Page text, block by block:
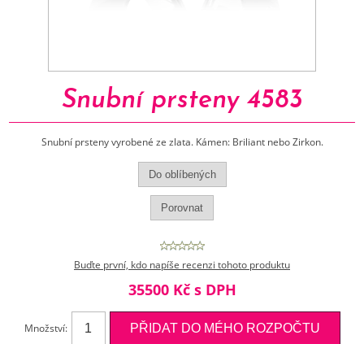
Snubní prsteny 4583
Snubní prsteny vyrobené ze zlata. Kámen: Briliant nebo Zirkon.
Buďte první, kdo napíše recenzi tohoto produktu
35500 Kč s DPH
Množství: